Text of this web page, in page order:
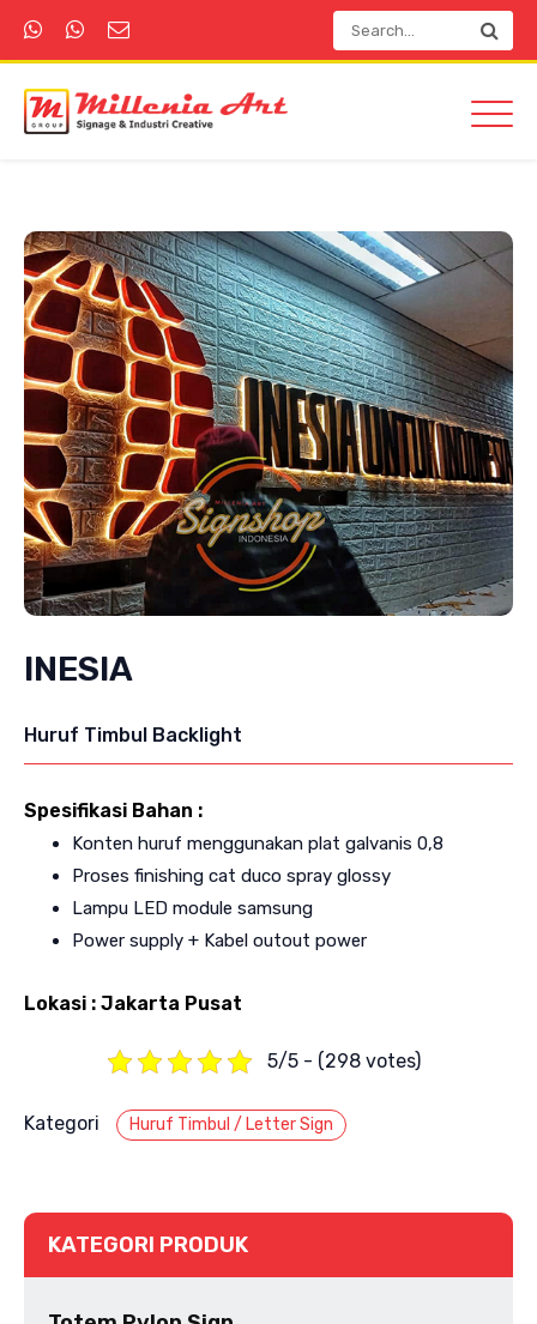
INESIA
Huruf Timbul Backlight
Spesifikasi Bahan :
Konten huruf menggunakan plat galvanis 0,8
Proses finishing cat duco spray glossy
Lampu LED module samsung
Power supply + Kabel outout power
Lokasi : Jakarta Pusat
5/5 - (298 votes)
Kategori Huruf Timbul / Letter Sign
KATEGORI PRODUK